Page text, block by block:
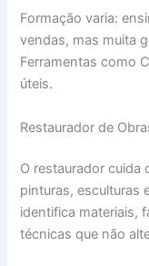
Formação varia:
vendas, mas muita
Ferramentas como
úteis.
Restaurador de
O restaurador cuida
pinturas, esculturas
identifica materiais,
técnicas que não